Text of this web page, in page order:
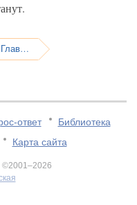
Книга пророка Амоса, Глава 9
ответ
Библиотека
Карта сайта
©2001–2026